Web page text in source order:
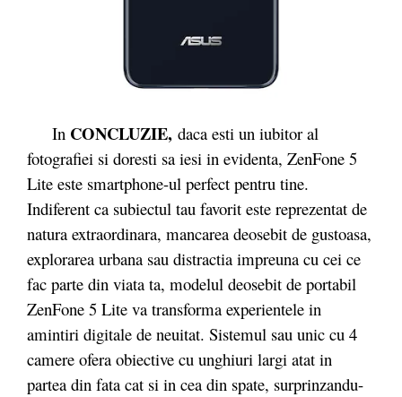
In CONCLUZIE, daca esti un iubitor al
fotografiei si doresti sa iesi in evidenta, ZenFone 5
Lite este smartphone-ul perfect pentru tine.
Indiferent ca subiectul tau favorit este reprezentat de
natura extraordinara, mancarea deosebit de gustoasa,
explorarea urbana sau distractia impreuna cu cei ce
fac parte din viata ta, modelul deosebit de portabil
ZenFone 5 Lite va transforma experientele in
amintiri digitale de neuitat. Sistemul sau unic cu 4
camere ofera obiective cu unghiuri largi atat in
partea din fata cat si in cea din spate, surprinzandu-